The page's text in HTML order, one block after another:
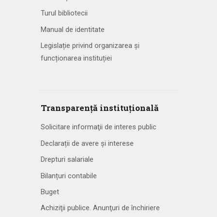
Turul bibliotecii
Manual de identitate
Legislație privind organizarea și
funcționarea instituției
Transparență instituțională
Solicitare informaţii de interes public
Declarații de avere și interese
Drepturi salariale
Bilanțuri contabile
Buget
Achiziţii publice. Anunţuri de închiriere